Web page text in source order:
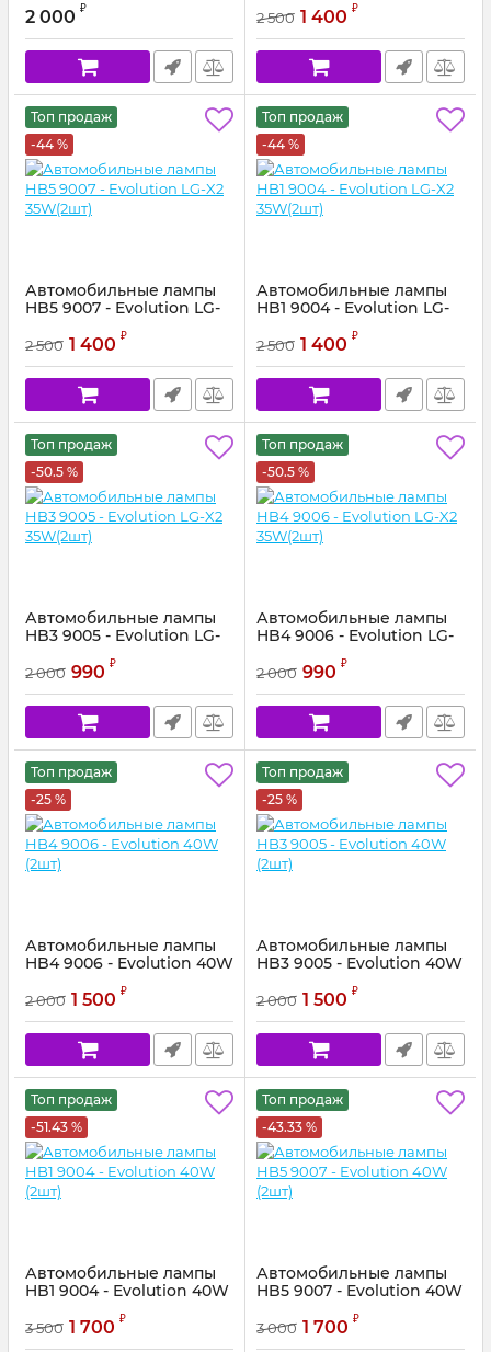
2 000 ₽ 2 500 1 400 ₽
Топ продаж
-44 %
Автомобильные лампы
HB5 9007 - Evolution LG-
2 500 1 400 ₽
Топ продаж
-44 %
Автомобильные лампы
HB1 9004 - Evolution LG-
2 500 1 400 ₽
Топ продаж
-50.5 %
Автомобильные лампы
HB3 9005 - Evolution LG-
2 000 990 ₽
Топ продаж
-50.5 %
Автомобильные лампы
HB4 9006 - Evolution LG-
2 000 990 ₽
Топ продаж
-25 %
Автомобильные лампы
HB4 9006 - Evolution 40W
2 000 1 500 ₽
Топ продаж
-25 %
Автомобильные лампы
HB3 9005 - Evolution 40W
2 000 1 500 ₽
Топ продаж
-51.43 %
Автомобильные лампы
HB1 9004 - Evolution 40W
3 500 1 700 ₽
Топ продаж
-43.33 %
Автомобильные лампы
HB5 9007 - Evolution 40W
3 000 1 700 ₽